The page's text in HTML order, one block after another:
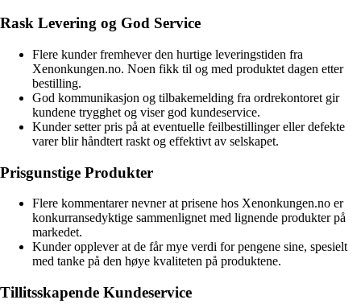
Rask Levering og God Service
Flere kunder fremhever den hurtige leveringstiden fra
Xenonkungen.no. Noen fikk til og med produktet dagen etter
bestilling.
God kommunikasjon og tilbakemelding fra ordrekontoret gir
kundene trygghet og viser god kundeservice.
Kunder setter pris på at eventuelle feilbestillinger eller defekte
varer blir håndtert raskt og effektivt av selskapet.
Prisgunstige Produkter
Flere kommentarer nevner at prisene hos Xenonkungen.no er
konkurransedyktige sammenlignet med lignende produkter på
markedet.
Kunder opplever at de får mye verdi for pengene sine, spesielt
med tanke på den høye kvaliteten på produktene.
Tillitsskapende Kundeservice